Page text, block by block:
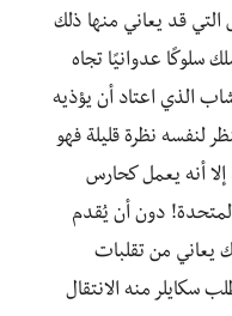
قد يعاني منها ذلك
سلوكًا عدوانيًا تجاه
الذي اعتاد أن يؤذيه
ينظر لنفسه نظرة قليلة فهو
أنه يعمل كحارس
المتحدة! دون أن يُقدم
يعاني من تقلبات
منه الانتقال